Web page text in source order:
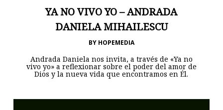
YA NO VIVO YO – ANDRADA
DANIELA MIHAILESCU
BY HOPEMEDIA
Andrada Daniela nos invita, a través de «Ya no
vivo yo» a reflexionar sobre el poder del amor de
Dios y la nueva vida que encontramos en Él.